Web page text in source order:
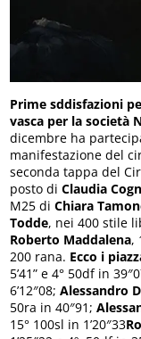
Prime sddisfazioni
vasca per la società
dicembre ha
manifestazione del
seconda tappa del
posto diClaudia
M25 diChiara
Todde, nei 400 stile
Roberto Maddalena,
200 rana. Ecco i
5’41” e 4° 50df in
6’12″08;Alessandro
50ra in 40″91;
15° 100sl in 1’20″33